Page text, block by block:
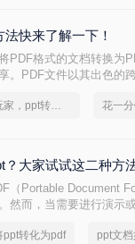
快来了解一下！
PDF格式的文档转换为
。PDF文件以其出色的
实用方法，帮助读者轻
仰望一下高端玩家，ppt转换成pdf轻轻松松
大家试试这二种方
（Portable Document
然而，当需要进行演示
用的转换方法。
ppt转化为pdf